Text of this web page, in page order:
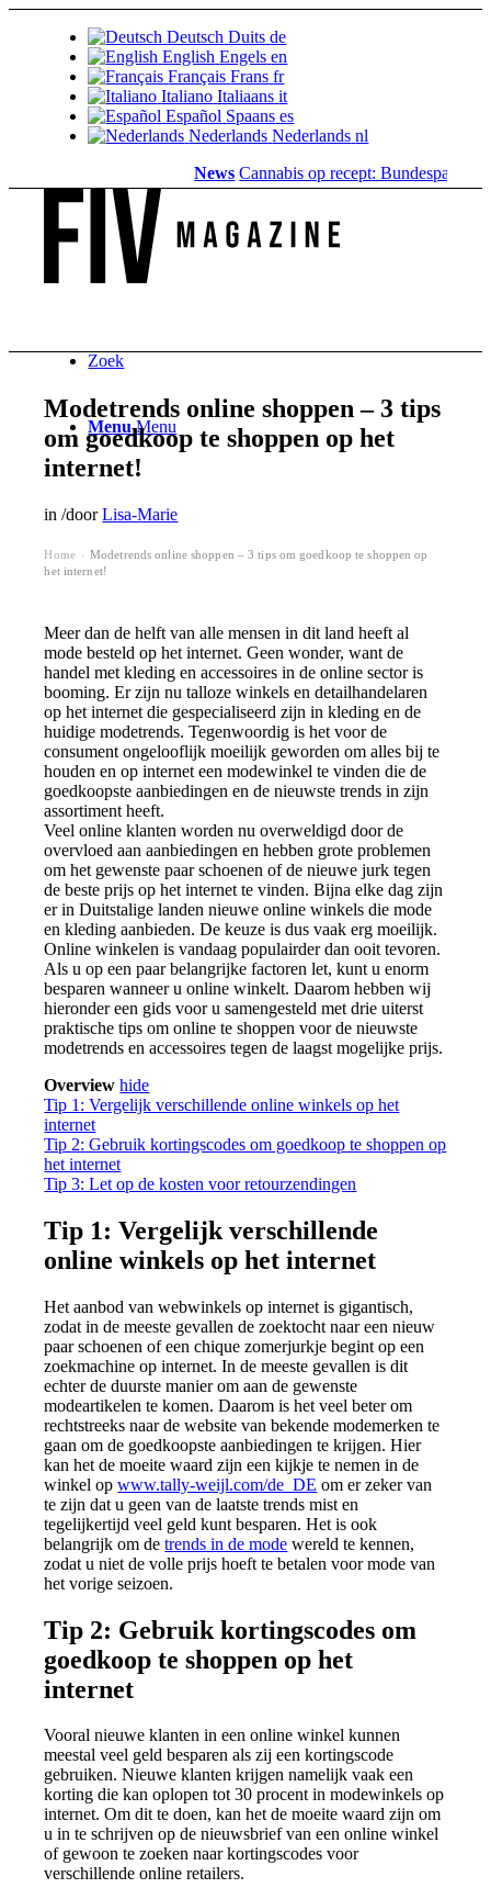
Deutsch Duits de
English Engels en
Français Frans fr
Italiano Italiaans it
Español Spaans es
Nederlands Nederlands nl
News Cannabis op recept: Bundesparlement
Zoek
Menu Menu
Modetrends online shoppen – 3 tips
om goedkoop te shoppen op het
internet!
in/doorLisa-Marie
Home
Modetrends online shoppen – 3 tips om goedkoop te shoppen op
het internet!
Meer dan de helft van alle mensen in dit land heeft al
mode besteld op het internet. Geen wonder, want de
handel met kleding en accessoires in de online sector is
booming. Er zijn nu talloze winkels en detailhandelaren
op het internet die gespecialiseerd zijn in kleding en de
huidige modetrends. Tegenwoordig is het voor de
consument ongelooflijk moeilijk geworden om alles bij te
houden en op internet een modewinkel te vinden die de
goedkoopste aanbiedingen en de nieuwste trends in zijn
assortiment heeft.
Veel online klanten worden nu overweldigd door de
overvloed aan aanbiedingen en hebben grote problemen
om het gewenste paar schoenen of de nieuwe jurk tegen
de beste prijs op het internet te vinden. Bijna elke dag zijn
er in Duitstalige landen nieuwe online winkels die mode
en kleding aanbieden. De keuze is dus vaak erg moeilijk.
Online winkelen is vandaag populairder dan ooit tevoren.
Als u op een paar belangrijke factoren let, kunt u enorm
besparen wanneer u online winkelt. Daarom hebben wij
hieronder een gids voor u samengesteld met drie uiterst
praktische tips om online te shoppen voor de nieuwste
modetrends en accessoires tegen de laagst mogelijke prijs.
Overview hide
Tip 1: Vergelijk verschillende online winkels op het
internet
Tip 2: Gebruik kortingscodes om goedkoop te shoppen op
het internet
Tip 3: Let op de kosten voor retourzendingen
Tip 1: Vergelijk verschillende
online winkels op het internet
Het aanbod van webwinkels op internet is gigantisch,
zodat in de meeste gevallen de zoektocht naar een nieuw
paar schoenen of een chique zomerjurkje begint op een
zoekmachine op internet. In de meeste gevallen is dit
echter de duurste manier om aan de gewenste
modeartikelen te komen. Daarom is het veel beter om
rechtstreeks naar de website van bekende modemerken te
gaan om de goedkoopste aanbiedingen te krijgen. Hier
kan het de moeite waard zijn een kijkje te nemen in de
winkel opwww.tally-weijl.com/de_DE om er zeker van
te zijn dat u geen van de laatste trends mist en
tegelijkertijd veel geld kunt besparen. Het is ook
belangrijk om detrends in de mode wereld te kennen,
zodat u niet de volle prijs hoeft te betalen voor mode van
het vorige seizoen.
Tip 2: Gebruik kortingscodes om
goedkoop te shoppen op het
internet
Vooral nieuwe klanten in een online winkel kunnen
meestal veel geld besparen als zij een kortingscode
gebruiken. Nieuwe klanten krijgen namelijk vaak een
korting die kan oplopen tot 30 procent in modewinkels op
internet. Om dit te doen, kan het de moeite waard zijn om
u in te schrijven op de nieuwsbrief van een online winkel
of gewoon te zoeken naar kortingscodes voor
verschillende online retailers.